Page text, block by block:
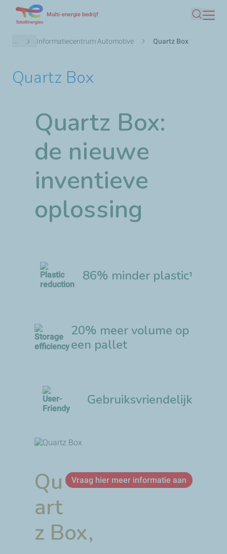
naar
Multi-energie bedrijf
Zoeken
Kruimelpad
... Informatiecentrum Automotive Quartz Box
Quartz Box
Quartz Box:
de nieuwe
inventieve
oplossing
86% minder plastic1
20% meer volume op
een pallet
Gebruiksvriendelijk
Vraag hier meer informatie aan
Qu
art
z Box,